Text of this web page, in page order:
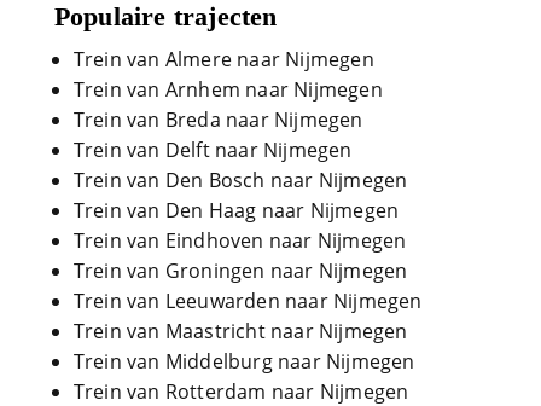
Populaire trajecten
Trein van Almere naar Nijmegen
Trein van Arnhem naar Nijmegen
Trein van Breda naar Nijmegen
Trein van Delft naar Nijmegen
Trein van Den Bosch naar Nijmegen
Trein van Den Haag naar Nijmegen
Trein van Eindhoven naar Nijmegen
Trein van Groningen naar Nijmegen
Trein van Leeuwarden naar Nijmegen
Trein van Maastricht naar Nijmegen
Trein van Middelburg naar Nijmegen
Trein van Rotterdam naar Nijmegen